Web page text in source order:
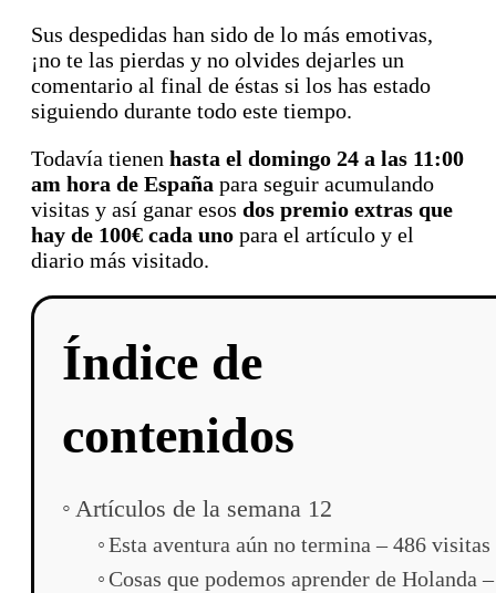
Sus despedidas han sido de lo más emotivas,
¡no te las pierdas y no olvides dejarles un
comentario al final de éstas si los has estado
siguiendo durante todo este tiempo.
Todavía tienen hasta el domingo 24 a las 11:00
am hora de España para seguir acumulando
visitas y así ganar esos dos premio extras que
hay de 100€ cada uno para el artículo y el
diario más visitado.
Índice de
contenidos
Artículos de la semana 12
Esta aventura aún no termina – 486 visitas
Cosas que podemos aprender de Holanda –